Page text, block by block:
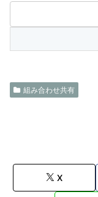
組み合わせ共有
X